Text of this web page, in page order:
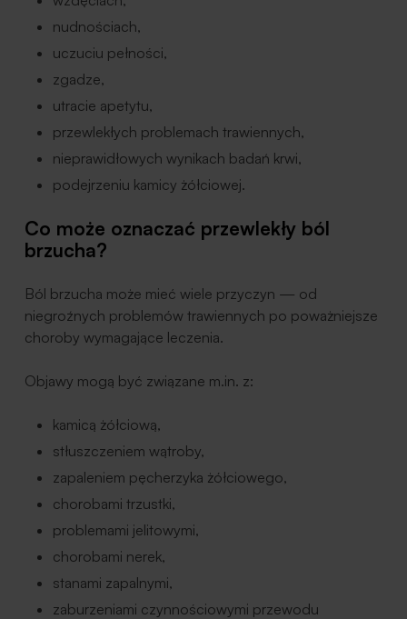
nudnościach,
uczuciu pełności,
zgadze,
utracie apetytu,
przewlekłych problemach trawiennych,
nieprawidłowych wynikach badań krwi,
podejrzeniu kamicy żółciowej.
Co może oznaczać przewlekły ból
brzucha?
Ból brzucha może mieć wiele przyczyn — od
niegroźnych problemów trawiennych po poważniejsze
choroby wymagające leczenia.
Objawy mogą być związane m.in. z:
kamicą żółciową,
stłuszczeniem wątroby,
zapaleniem pęcherzyka żółciowego,
chorobami trzustki,
problemami jelitowymi,
chorobami nerek,
stanami zapalnymi,
zaburzeniami czynnościowymi przewodu